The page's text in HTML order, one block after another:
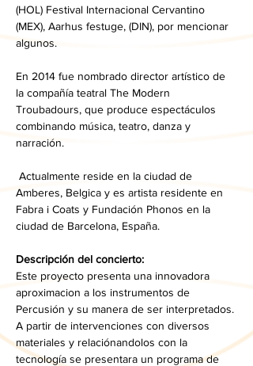
(HOL) Festival Internacional Cervantino
(MEX), Aarhus festuge, (DIN), por mencionar
algunos.
En 2014 fue nombrado director artístico de
la compañía teatral The Modern
Troubadours, que produce espectáculos
combinando música, teatro, danza y
narración.
Amberes, Belgica y es artista residente en
Fabra i Coats y Fundación Phonos en la
ciudad de Barcelona, España.
Descripción del concierto:
Este proyecto presenta una innovadora
aproximacion a los instrumentos de
Percusión y su manera de ser interpretados.
A partir de intervenciones con diversos
materiales y relaciónandolos con la
tecnología se presentara un programa de